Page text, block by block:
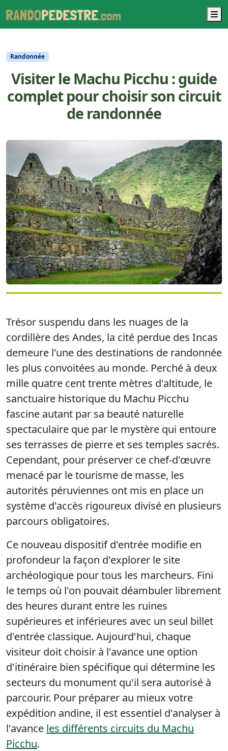
Randonnée
Visiter le Machu Picchu : guide
complet pour choisir son circuit
de randonnée
Trésor suspendu dans les nuages de la
cordillère des Andes, la cité perdue des Incas
demeure l'une des destinations de randonnée
les plus convoitées au monde. Perché à deux
mille quatre cent trente mètres d'altitude, le
sanctuaire historique du Machu Picchu
fascine autant par sa beauté naturelle
spectaculaire que par le mystère qui entoure
ses terrasses de pierre et ses temples sacrés.
Cependant, pour préserver ce chef-d'œuvre
menacé par le tourisme de masse, les
autorités péruviennes ont mis en place un
système d'accès rigoureux divisé en plusieurs
parcours obligatoires.
Ce nouveau dispositif d'entrée modifie en
profondeur la façon d'explorer le site
archéologique pour tous les marcheurs. Fini
le temps où l'on pouvait déambuler librement
des heures durant entre les ruines
supérieures et inférieures avec un seul billet
d'entrée classique. Aujourd'hui, chaque
visiteur doit choisir à l'avance une option
d'itinéraire bien spécifique qui détermine les
secteurs du monument qu'il sera autorisé à
parcourir. Pour préparer au mieux votre
expédition andine, il est essentiel d'analyser à
l'avance les différents circuits du Machu
Picchu.